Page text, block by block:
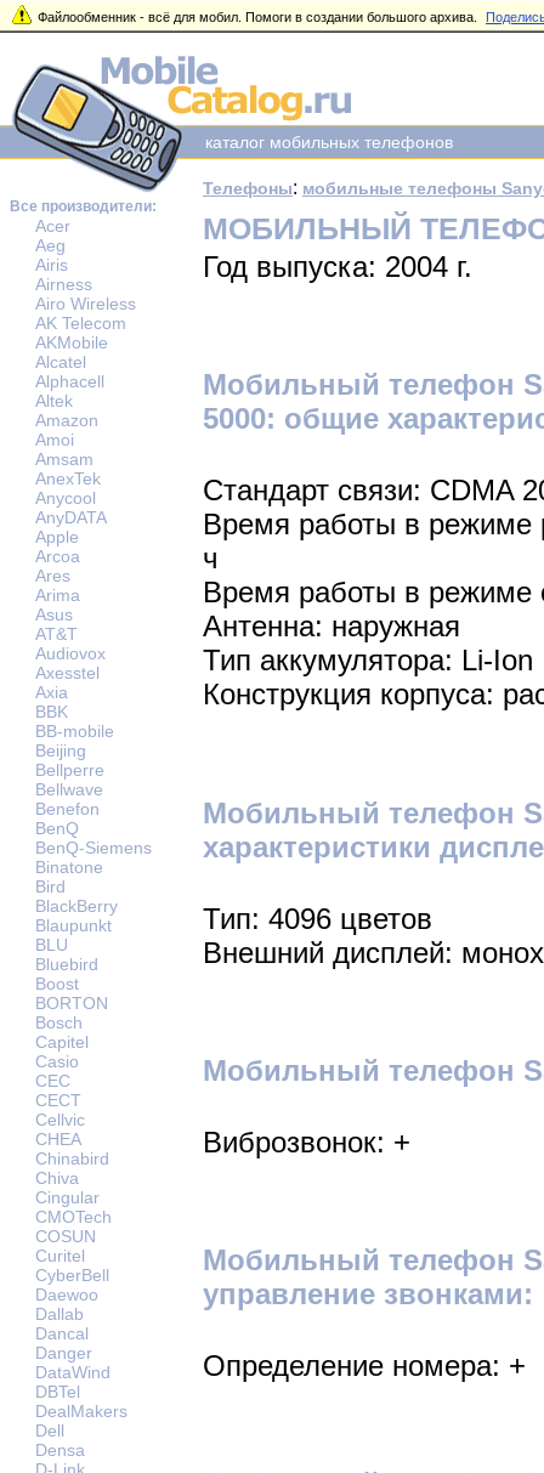
Файлообменник - всё для мобил. Помоги в создании большого архива.
Все производители:
Acer
Aeg
Airis
Airness
Airo Wireless
AK Telecom
AKMobile
Alcatel
Alphacell
Altek
Amazon
Amoi
Amsam
AnexTek
Anycool
AnyDATA
Apple
Arcoa
Ares
Arima
Asus
AT&T
Audiovox
Axesstel
Axia
BBK
BB-mobile
Beijing
Bellperre
Bellwave
Benefon
BenQ
BenQ-Siemens
Binatone
Bird
BlackBerry
Blaupunkt
BLU
Bluebird
Boost
BORTON
Bosch
Capitel
Casio
CEC
CECT
Cellvic
CHEA
Chinabird
Chiva
Cingular
CMOTech
COSUN
Curitel
CyberBell
Daewoo
Dallab
Dancal
Danger
DataWind
DBTel
DealMakers
Dell
Densa
каталог мобильных телефонов
Телефоны: мобильные телефоны
МОБИЛЬНЫЙ ТЕЛЕФОН
Год выпуска: 2004 г.
Мобильный телефон
5000: общие
Стандарт связи: CDMA
Время работы в режиме
ч
Время работы в режиме
Антенна: наружная
Тип аккумулятора: Li-Ion
Конструкция корпуса:
Мобильный телефон
характеристики
Тип: 4096 цветов
Внешний дисплей:
Мобильный телефон
Виброзвонок: +
Мобильный телефон
управление звонками:
Определение номера: +